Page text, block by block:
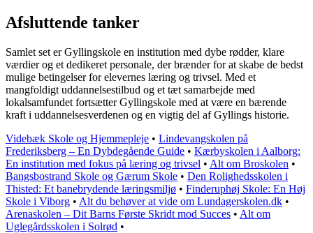
Afsluttende tanker
Samlet set er Gyllingskole en institution med dybe rødder, klare
værdier og et dedikeret personale, der brænder for at skabe de bedst
mulige betingelser for elevernes læring og trivsel. Med et
mangfoldigt uddannelsestilbud og et tæt samarbejde med
lokalsamfundet fortsætter Gyllingskole med at være en bærende
kraft i uddannelsesverdenen og en vigtig del af Gyllings historie.
Videbæk Skole og Hjemmepleje • Lindevangskolen på
Frederiksberg – En Dybdegående Guide • Kærbyskolen i Aalborg:
En institution med fokus på læring og trivsel • Alt om Broskolen •
Bangsbostrand Skole og Gærum Skole • Den Rolighedsskolen i
Thisted: Et banebrydende læringsmiljø • Finderuphøj Skole: En Høj
Skole i Viborg • Alt du behøver at vide om Lundagerskolen.dk •
Arenaskolen – Dit Barns Første Skridt mod Succes • Alt om
Uglegårdsskolen i Solrød •